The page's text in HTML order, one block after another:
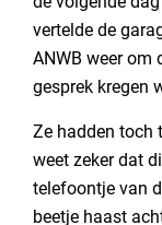
vertelde de
ANWB weer om
gesprek kregen
Ze hadden toch
weet zeker dat
telefoontje van
beetje haast